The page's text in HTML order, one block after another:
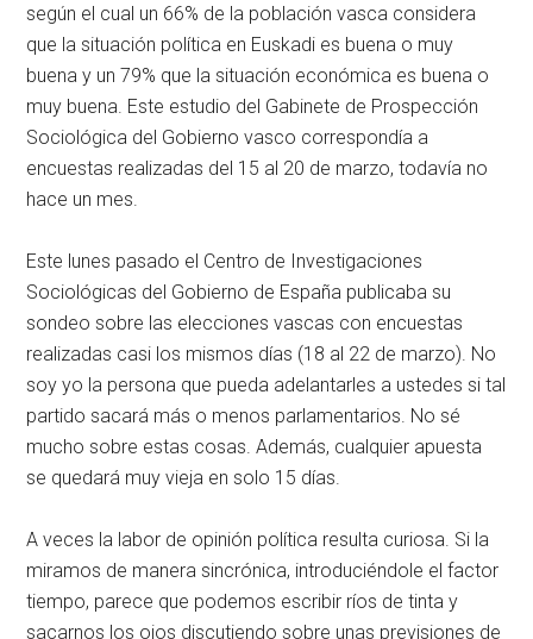
según el cual un 66% de la población vasca considera
que la situación política en Euskadi es buena o muy
buena y un 79% que la situación económica es buena o
muy buena. Este estudio del Gabinete de Prospección
Sociológica del Gobierno vasco correspondía a
encuestas realizadas del 15 al 20 de marzo, todavía no
hace un mes.
Este lunes pasado el Centro de Investigaciones
Sociológicas del Gobierno de España publicaba su
sondeo sobre las elecciones vascas con encuestas
realizadas casi los mismos días (18 al 22 de marzo). No
soy yo la persona que pueda adelantarles a ustedes si tal
partido sacará más o menos parlamentarios. No sé
mucho sobre estas cosas. Además, cualquier apuesta
se quedará muy vieja en solo 15 días.
A veces la labor de opinión política resulta curiosa. Si la
miramos de manera sincrónica, introduciéndole el factor
tiempo, parece que podemos escribir ríos de tinta y
sacarnos los ojos discutiendo sobre unas previsiones de